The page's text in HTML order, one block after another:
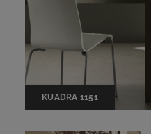
KUADRA 1151